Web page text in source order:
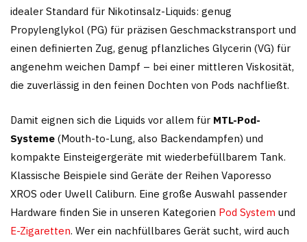
idealer Standard für Nikotinsalz-Liquids: genug
Propylenglykol (PG) für präzisen Geschmackstransport und
einen definierten Zug, genug pflanzliches Glycerin (VG) für
angenehm weichen Dampf – bei einer mittleren Viskosität,
die zuverlässig in den feinen Dochten von Pods nachfließt.
Damit eignen sich die Liquids vor allem für MTL-Pod-
Systeme (Mouth-to-Lung, also Backendampfen) und
kompakte Einsteigergeräte mit wiederbefüllbarem Tank.
Klassische Beispiele sind Geräte der Reihen Vaporesso
XROS oder Uwell Caliburn. Eine große Auswahl passender
Hardware finden Sie in unseren Kategorien Pod System und
E-Zigaretten. Wer ein nachfüllbares Gerät sucht, wird auch